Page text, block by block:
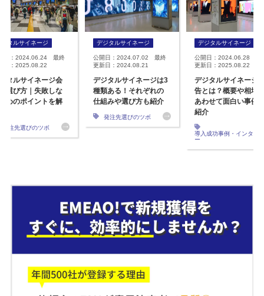
ジタルサイネージ
日：2024.06.24 最終
日：2025.08.22
タルサイネージ会
選び方｜失敗しな
めのポイントを解
発注先選びのツボ
デジタルサイネージ
公開日：2024.07.02 最終
更新日：2024.08.21
デジタルサイネージは3
種類ある！それぞれの
仕組みや選び方も紹介
発注先選びのツボ
デジタルサイネージ
公開日：2024.06.28 最
更新日：2025.08.22
デジタルサイネージ
告とは？概要や相場
あわせて面白い事例
紹介
導入成功事例・インタビ
ー